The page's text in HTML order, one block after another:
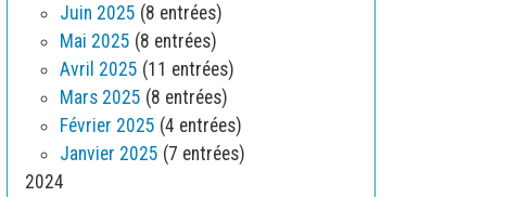
Juin 2025 (8 entrées)
Mai 2025 (8 entrées)
Avril 2025 (11 entrées)
Mars 2025 (8 entrées)
Février 2025 (4 entrées)
Janvier 2025 (7 entrées)
2024